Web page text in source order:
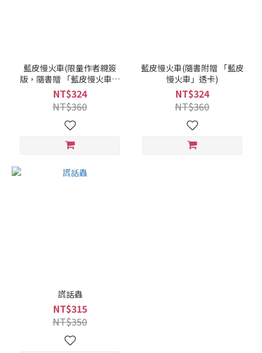
藍皮慢火車(限量作者親簽
版，隨書贈 「藍皮慢火車」
透卡)
NT$324
NT$360
藍皮慢火車(隨書附贈 「藍皮
慢火車」透卡)
NT$324
NT$360
謊話蟲
NT$315
NT$350